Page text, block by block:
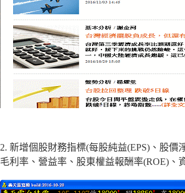
2. 新增個股財務指標(每股純益(EPS)、股
毛利率、營益率、股東權益報酬率(ROE)、